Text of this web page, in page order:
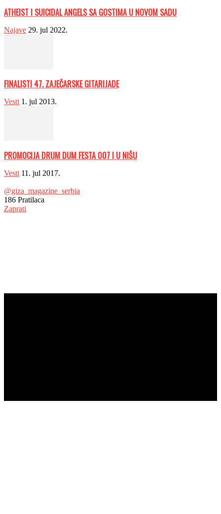
ATHEIST I SUICIDAL ANGELS SA GOSTIMA U NOVOM SADU
Najave 29. jul 2022.
FINALISTI 47. ZAJEČARSKE GITARIJADE
Vesti 1. jul 2013.
PROMOCIJA DRUM DUM FESTA 007 I U NIŠU
Vesti 11. jul 2017.
@giza_magazine_serbia
186 Pratilaca
Zaprati